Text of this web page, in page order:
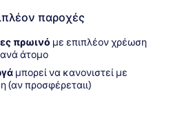
παροχές
πρωινό με επιπλέον χρέωση
άτομο
μπορεί να κανονιστεί με
(αν προσφέρεταιι)